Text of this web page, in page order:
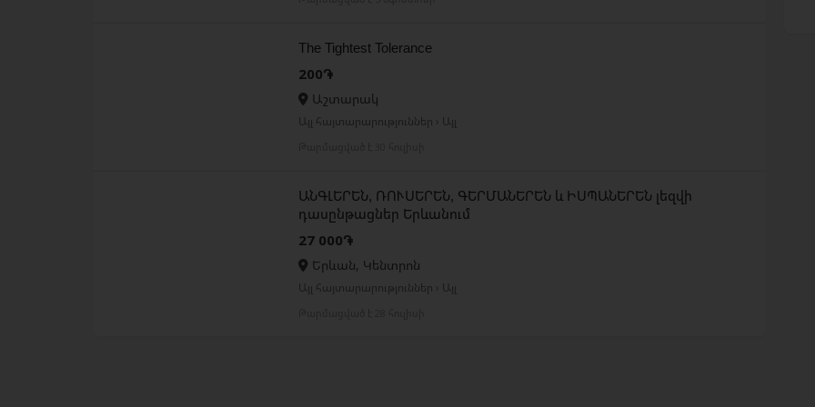
The Tightest Tolerance
200֏
Աշտարակ
Այլ հայտարարություններ › Այլ
ԱՆԳԼԵՐԵՆ, ՌՈՒՍԵՐԵՆ, ԳԵՐՄԱՆԵՐԵՆ և ԻՍՊԱՆԵՐԵՆ լեզվի
դասընթացներ Երևանում
27 000֏
Երևան, Կենտրոն
Այլ հայտարարություններ › Այլ